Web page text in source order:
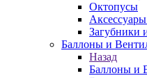
Октопусы
Загубники
Баллоны и
Назад
Баллоны и